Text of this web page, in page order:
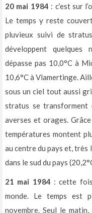
20 mai 1984 : c’est sur
Le temps y reste
pluvieux suivi de
développent quelques
dépasse pas 10,0°C à
10,6°C à Vlamertinge.
sous un ciel tout aussi
stratus se transforment
averses et orages.
températures montent
au centre du pays et, très
dans le sud du pays
21 mai 1984 : cette
monde. Le temps est
novembre. Seul le